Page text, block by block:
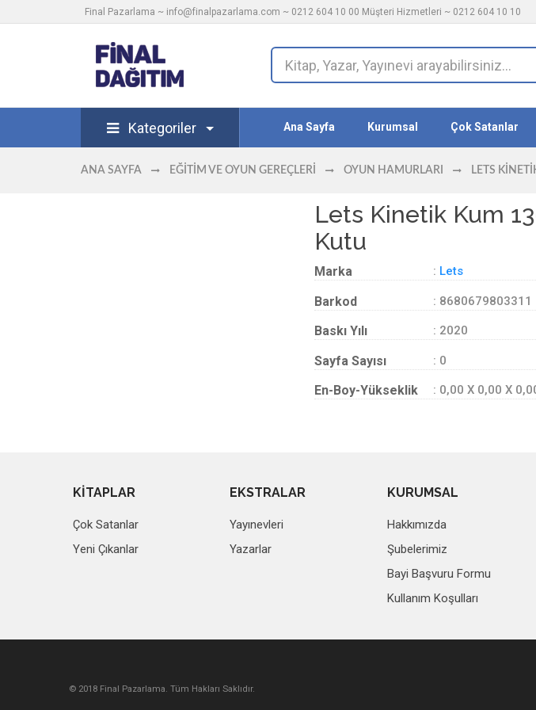
Final Pazarlama ~ info@finalpazarlama.com ~ 0212 604 10 00 Müşteri Hizmetleri ~ 0212 604 10 10
Kategoriler Ana Sayfa Kurumsal Çok Satanlar
ANA SAYFA EĞITIM VE OYUN GEREÇLERI OYUN HAMURLARI LETS
Lets Kinetik Kum
Kutu
Marka : Lets
Barkod : 8680679803311
Baskı Yılı : 2020
Sayfa Sayısı : 0
En-Boy-Yükseklik : 0,00 X 0,00 X
KİTAPLAR
Çok Satanlar
Yeni Çıkanlar
EKSTRALAR
Yayınevleri
Yazarlar
KURUMSAL
Hakkımızda
Şubelerimiz
Bayi Başvuru Formu
Kullanım Koşulları
© 2018 Final Pazarlama. Tüm Hakları Saklıdır.